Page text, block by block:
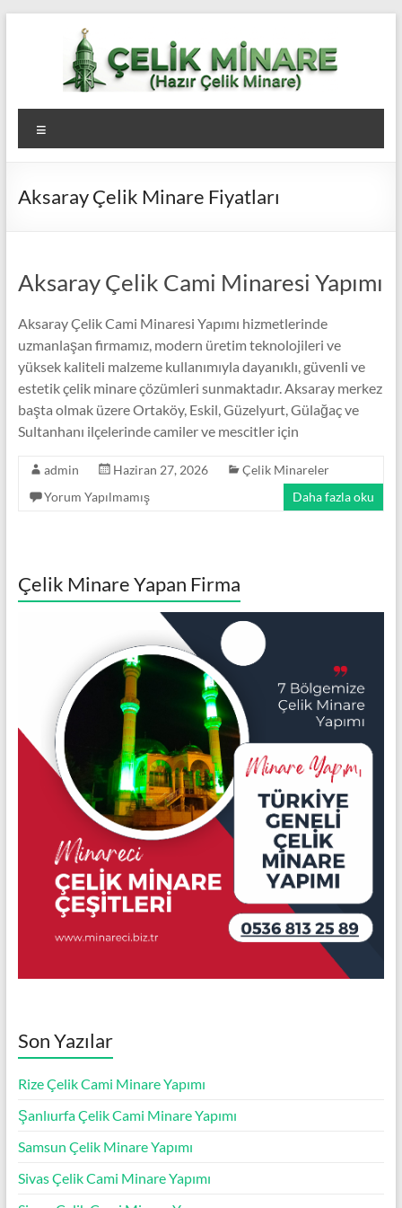
Çelik
Minare,
Çelik
Minare
Çelik
Minare
Firması
Çelik
Minare,
Çelik
Modelleri
Aksaray Çelik Minare Fiyatları
Aksaray Çelik Cami Minaresi Yapımı
Aksaray Çelik Cami Minaresi Yapımı hizmetlerinde
uzmanlaşan firmamız, modern üretim teknolojileri ve
yüksek kaliteli malzeme kullanımıyla dayanıklı, güvenli ve
estetik çelik minare çözümleri sunmaktadır. Aksaray merkez
başta olmak üzere Ortaköy, Eskil, Güzelyurt, Gülağaç ve
Sultanhanı ilçelerinde camiler ve mescitler için
admin Haziran 27, 2026
Çelik Minareler
Yorum Yapılmamış
Daha fazla oku
Çelik Minare Yapan Firma
Son Yazılar
Rize Çelik Cami Minare Yapımı
Şanlıurfa Çelik Cami Minare Yapımı
Samsun Çelik Minare Yapımı
Sivas Çelik Cami Minare Yapımı